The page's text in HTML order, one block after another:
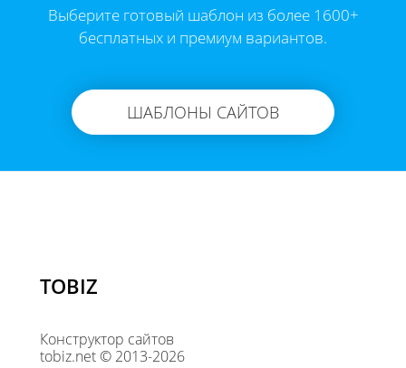
Выберите готовый шаблон из более 1600+
бесплатных и премиум вариантов.
ШАБЛОНЫ САЙТОВ
TOBIZ
Конструктор сайтов
tobiz.net © 2013-2026